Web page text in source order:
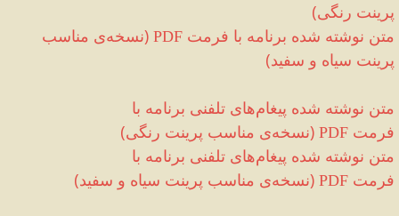
پرینت رنگی)
متن نوشته شده برنامه با فرمت PDF
(نسخه‌ی مناسب
پرینت سیاه و سفید)
متن نوشته شده پیغام‌های تلفنی برنامه با
فرمت PDF
(نسخه‌ی مناسب پرینت رنگی)
متن نوشته شده پیغام‌های تلفنی برنامه با
فرمت PDF
(نسخه‌ی مناسب پرینت سیاه و سفید)